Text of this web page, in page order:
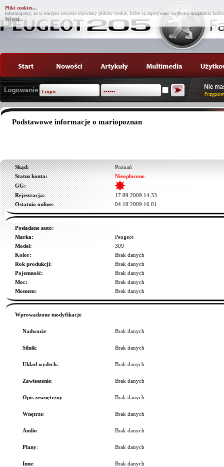
Pliki cookies...
Informujemy, że w naszym serwisie używamy plików cookie, które są zapisywane na dysku urządzenia
Więcej...
Podstawowe informacje o mariopoznan
Skąd:
Poznań
Status konta:
Nieopłacone
GG:
Rejestracja:
17.09.2009 14:33
Ostatnio online:
04.10.2009 16:01
Posiadane auto:
Marka:
Peugeot
Model:
309
Kolor:
Brak danych
Rok produkcji:
Brak danych
Pojemność:
Brak danych
Moc:
Brak danych
Moment:
Brak danych
Wprowadzone modyfikacje
Nadwozie: Brak danych
Silnik: Brak danych
Układ wydech.: Brak danych
Zawieszenie: Brak danych
Opis zewnętrzny: Brak danych
Wnętrze: Brak danych
Audio: Brak danych
Plany: Brak danych
Inne: Brak danych